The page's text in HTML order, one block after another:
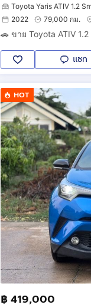
Toyota Yaris ATIV 1.2
2022
79,000 กม.
🚗 ขาย Toyota ATIV
แชท
HOT
฿ 419,000